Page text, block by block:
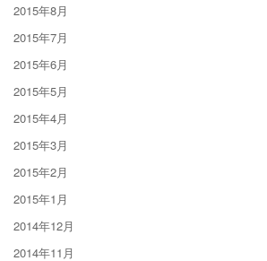
2015年8月
2015年7月
2015年6月
2015年5月
2015年4月
2015年3月
2015年2月
2015年1月
2014年12月
2014年11月